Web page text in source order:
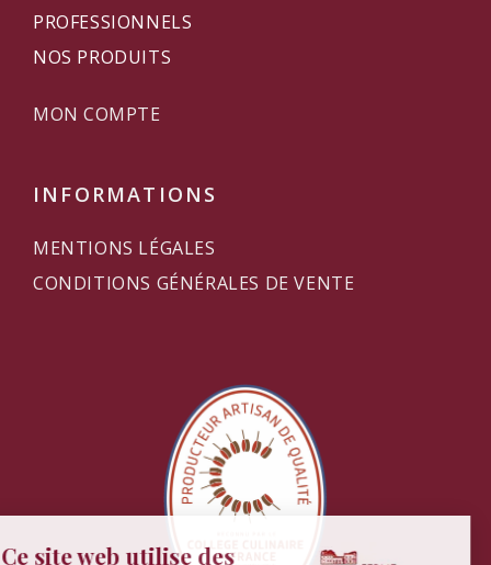
PROFESSIONNELS
NOS PRODUITS
MON COMPTE
INFORMATIONS
MENTIONS LÉGALES
CONDITIONS GÉNÉRALES DE VENTE